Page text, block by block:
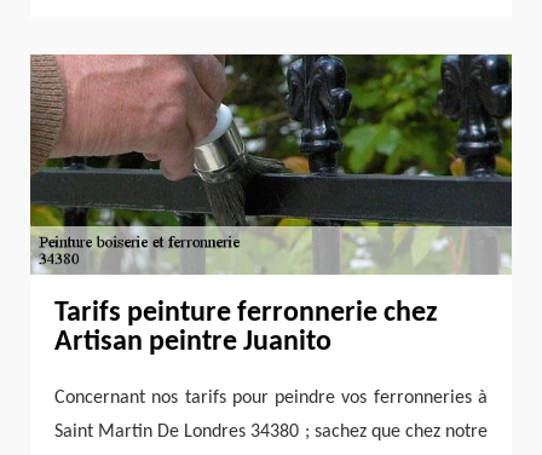
Tarifs peinture ferronnerie chez
Artisan peintre Juanito
Concernant nos tarifs pour peindre vos ferronneries à
Saint Martin De Londres 34380 ; sachez que chez notre